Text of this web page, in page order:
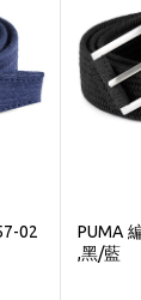
02
PUMA
,黑/藍